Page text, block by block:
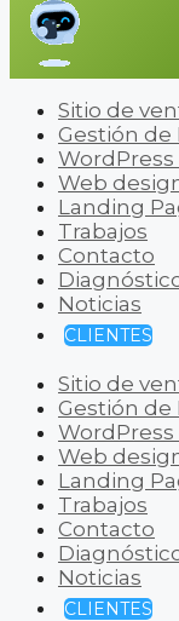
Sitio de
Gestión de
Web
Landing
Trabajos
Contacto
Noticias
CLIENTES
Sitio de
Gestión de
Web
Landing
Trabajos
Contacto
Noticias
CLIENTES